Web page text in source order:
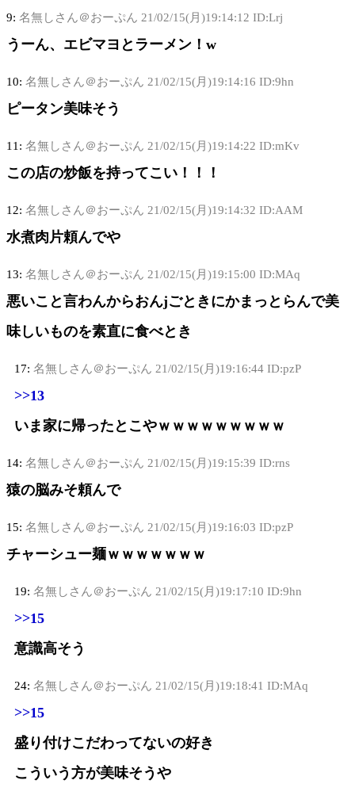
9: 名無しさん＠おーぷん 21/02/15(月)19:14:12 ID:Lrj
うーん、エビマヨとラーメン！w
10: 名無しさん＠おーぷん 21/02/15(月)19:14:16 ID:9hn
ピータン美味そう
11: 名無しさん＠おーぷん 21/02/15(月)19:14:22 ID:mKv
この店の炒飯を持ってこい！！！
12: 名無しさん＠おーぷん 21/02/15(月)19:14:32 ID:AAM
水煮肉片頼んでや
13: 名無しさん＠おーぷん 21/02/15(月)19:15:00 ID:MAq
悪いこと言わんからおんjごときにかまっとらんで美
味しいものを素直に食べとき
17: 名無しさん＠おーぷん 21/02/15(月)19:16:44 ID:pzP
>>13
いま家に帰ったとこやｗｗｗｗｗｗｗｗｗ
14: 名無しさん＠おーぷん 21/02/15(月)19:15:39 ID:rns
猿の脳みそ頼んで
15: 名無しさん＠おーぷん 21/02/15(月)19:16:03 ID:pzP
チャーシュー麺ｗｗｗｗｗｗｗ
19: 名無しさん＠おーぷん 21/02/15(月)19:17:10 ID:9hn
>>15
意識高そう
24: 名無しさん＠おーぷん 21/02/15(月)19:18:41 ID:MAq
>>15
盛り付けこだわってないの好き
こういう方が美味そうや